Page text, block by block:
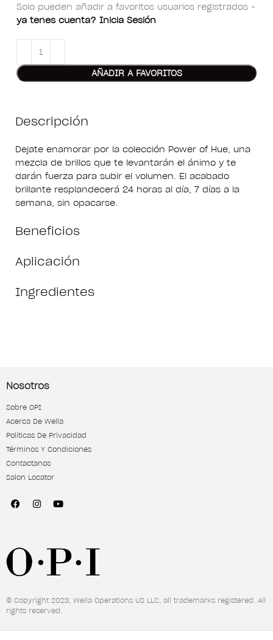
Solo pueden añadir a favoritos usuarios registrados -
ya tenes cuenta? Inicia Sesión
AÑADIR A FAVORITOS
Descripción
Dejate enamorar por la colección Power of Hue, una
mezcla de brillos que te levantarán el ánimo y te
darán fuerza para subir el volumen. El acabado
brillante resplandecerá 24 horas al día, 7 días a la
semana, sin opacarse.
Beneficios
Aplicación
Ingredientes
Nosotros
Sobre OPI
Acerca De Wella
Políticas De Privacidad
Términos Y Condiciones
Contactanos
Salon Locator
© Copyright 2023, Wella Operations US LLC, all trademarks registered. All
rights reserved.